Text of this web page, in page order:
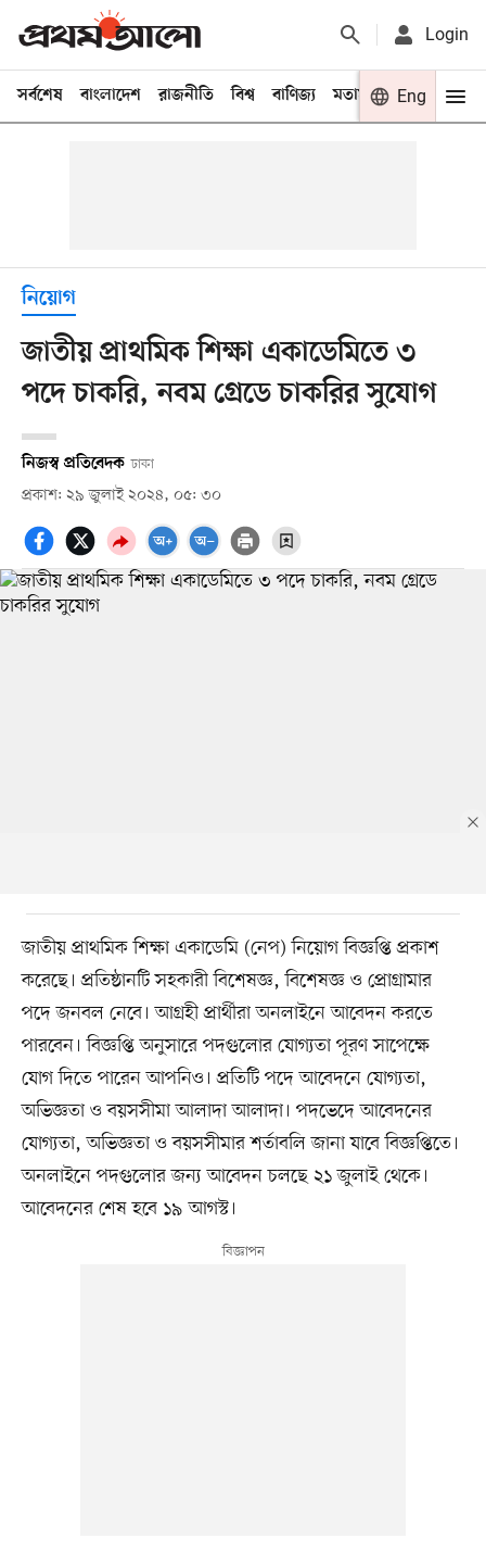
Login
সর্বশেষ বাংলাদেশ রাজনীতি বিশ্ব বাণিজ্য মতামত খেলা
Eng
নিয়োগ
জাতীয় প্রাথমিক শিক্ষা একাডেমিতে ৩
পদে চাকরি, নবম গ্রেডে চাকরির সুযোগ
নিজস্ব প্রতিবেদক ঢাকা
প্রকাশ: ২৯ জুলাই ২০২৪, ০৫: ৩০
জাতীয় প্রাথমিক শিক্ষা একাডেমি (নেপ) নিয়োগ বিজ্ঞপ্তি প্রকাশ
করেছে। প্রতিষ্ঠানটি সহকারী বিশেষজ্ঞ, বিশেষজ্ঞ ও প্রোগ্রামার
পদে জনবল নেবে। আগ্রহী প্রার্থীরা অনলাইনে আবেদন করতে
পারবেন। বিজ্ঞপ্তি অনুসারে পদগুলোর যোগ্যতা পূরণ সাপেক্ষে
যোগ দিতে পারেন আপনিও। প্রতিটি পদে আবেদনে যোগ্যতা,
অভিজ্ঞতা ও বয়সসীমা আলাদা আলাদা। পদভেদে আবেদনের
যোগ্যতা, অভিজ্ঞতা ও বয়সসীমার শর্তাবলি জানা যাবে বিজ্ঞপ্তিতে।
অনলাইনে পদগুলোর জন্য আবেদন চলছে ২১ জুলাই থেকে।
আবেদনের শেষ হবে ১৯ আগস্ট।